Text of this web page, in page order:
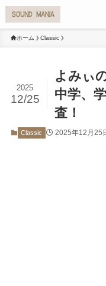
ホーム Classic
よみぃ
中学、
査！
2025
12/25
Classic 2025年12月25